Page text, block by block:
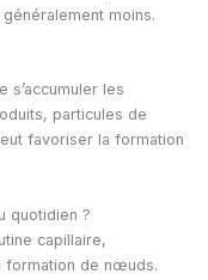
moins.
s’accumuler les
particules de
favoriser la formation
quotidien ?
capillaire,
formation de nœuds.